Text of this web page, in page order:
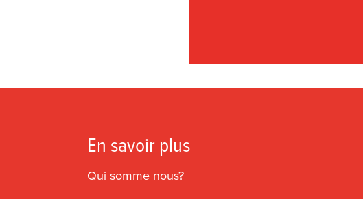
En savoir plus
Qui somme nous?